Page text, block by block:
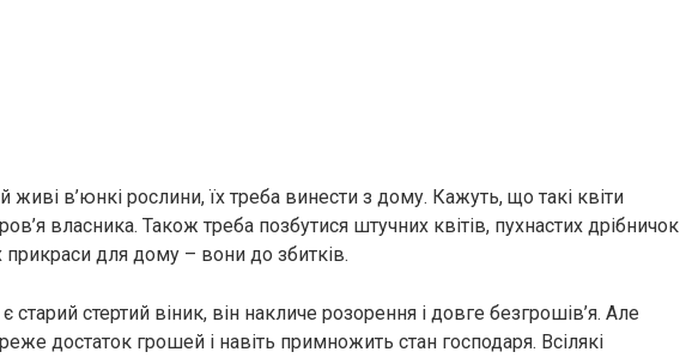
в’юнкі рослини, їх треба винести з дому. Кажуть, що такі квіти
власника. Також треба позбутися штучних квітів, пухнастих дрібничок
прикраси для дому – вони до збитків.
стертий віник, він накличе розорення і довге безгрошів’я. Але
достаток грошей і навіть примножить стан господаря. Всілякі